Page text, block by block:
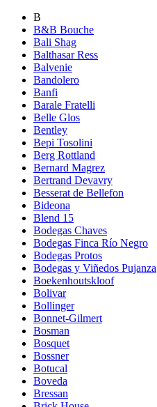
B
B&B Bouche
Bali Shag
Balthasar Ress
Balvenie
Bandolero
Banfi
Barale Fratelli
Belle Glos
Bentley
Bepi Tosolini
Berg Rottland
Bernard Magrez
Bertrand Devavry
Besserat de Bellefon
Bideona
Blend 15
Bodegas Chaves
Bodegas Finca Río Negro
Bodegas Protos
Bodegas y Viñedos Pujanza
Boekenhoutskloof
Bolivar
Bollinger
Bonnet-Gilmert
Bosman
Bosquet
Bossner
Botucal
Boveda
Bressan